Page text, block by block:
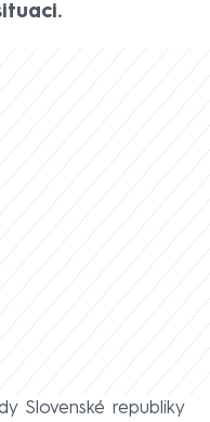
Slovenské republiky